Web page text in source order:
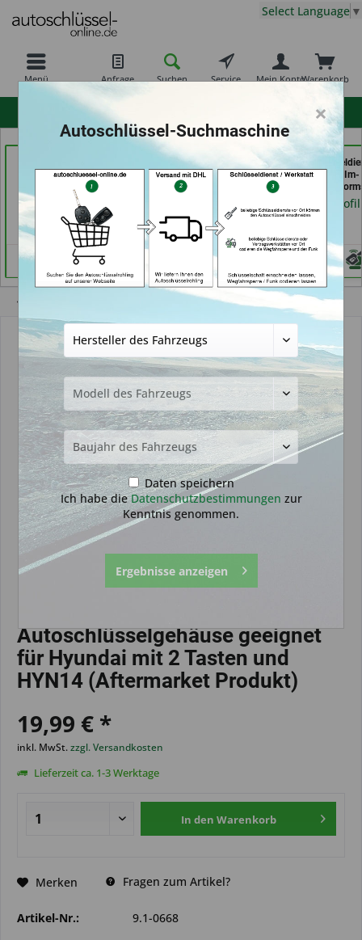
Menü Anfrage Suchen Service Warenkorb
Mein Konto
Select Language ▼
Schlüsseldienst (in
Grevenbroich)
Händlerprofil
ABC Schlüsseldienst -
Frank Panten (in
Stolberg)
Schuh-
BEKASCHO; Im-
Kaufland (in
Händlerprofil
Autoschlüsselgehäuse und Zubehör
Autoschlüsselgehäuse geeignet
für Hyundai mit 2 Tasten und
HYN14 (Aftermarket Produkt)
19,99 € *
inkl. MwSt.zzgl. Versandkosten
Lieferzeit ca. 1-3 Werktage
In den Warenkorb
Merken Fragen zum Artikel?
Artikel-Nr.: 9.1-0668
×
Autoschlüssel-Suchmaschine
Daten speichern
Ich habe dieDatenschutzbestimmungen zur
Kenntnis genommen.
Ergebnisse anzeigen